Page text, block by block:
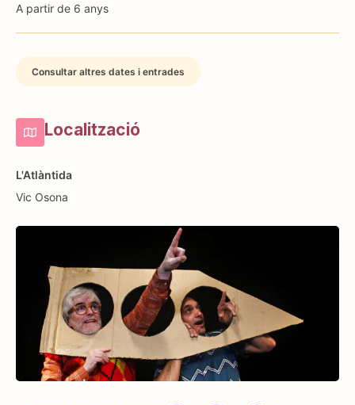
A partir de 6 anys
Consultar altres dates i entrades
Localització
L'Atlàntida
Vic Osona